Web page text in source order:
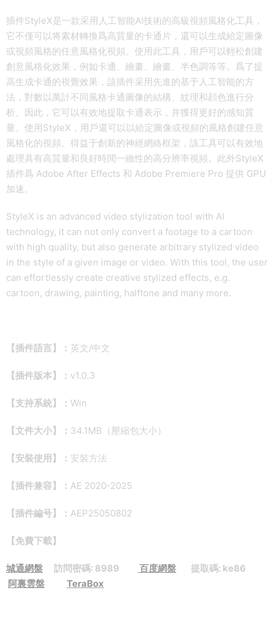
插件StyleX是一款采用人工智能AI技術的高級視頻風格化工具，
它不僅可以将素材轉換爲高質量的卡通片，還可以生成給定圖像
或視頻風格的任意風格化視頻。使用此工具，用戶可以輕松創建
創意風格化效果，例如卡通、繪畫、繪畫、半色調等等。爲了提
高生成卡通的視覺效果，該插件采用先進的基于人工智能的方
法，對數以萬計不同風格卡通圖像的結構、紋理和顔色進行分
析。因此，它可以有效地提取卡通表示，并獲得更好的感知質
量。使用StyleX，用戶還可以以給定圖像或視頻的風格創建任意
風格化的視頻。得益于創新的神經網絡框架，該工具可以有效地
處理具有高質量和良好時間一緻性的高分辨率視頻。此外StyleX
插件爲 Adob​​e After Effects 和 Adob​​e Premiere Pro 提供 GPU
加速。
StyleX is an advanced video stylization tool with AI
technology, it can not only convert a footage to a cartoon
with high quality, but also generate arbitrary stylized video
in the style of a given image or video. With this tool, the user
can effortlessly create creative stylized effects, e.g.
cartoon, drawing, painting, halftone and many more.
【插件語言】： 英文/中文
【插件版本】： v1.0.3
【支持系統】： Win
【文件大小】： 34.1MB（壓縮包大小）
【安裝使用】： 安裝方法
【插件兼容】： AE 2020-2025
【插件編号】： AEP25050802
【免費下載】
城通網盤 訪問密碼: 8989 百度網盤 提取碼: ke86
阿裏雲盤
TeraBox